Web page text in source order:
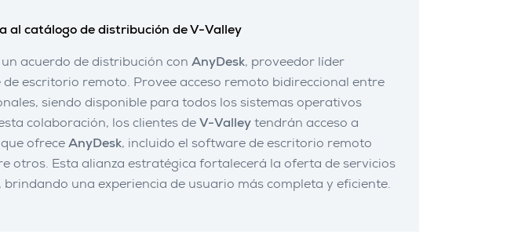
al catálogo de distribución de V-Valley
acuerdo de distribución con AnyDesk, proveedor líder
escritorio remoto. Provee acceso remoto bidireccional entre
siendo disponible para todos los sistemas operativos
colaboración, los clientes de V-Valley tendrán acceso a
ofrece AnyDesk, incluido el software de escritorio remoto
otros. Esta alianza estratégica fortalecerá la oferta de servicios
brindando una experiencia de usuario más completa y eficiente.